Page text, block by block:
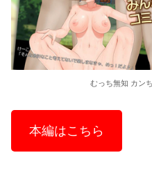
むっち無知 カン
本編はこちら